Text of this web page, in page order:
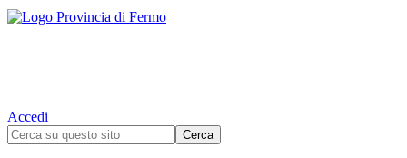
Accedi